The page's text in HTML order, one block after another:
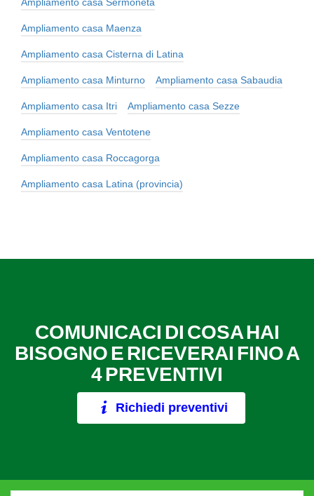
Ampliamento casa Maenza
Ampliamento casa Cisterna di Latina
Ampliamento casa Minturno Ampliamento casa Sabaudia
Ampliamento casa Itri Ampliamento casa Sezze
Ampliamento casa Ventotene
Ampliamento casa Roccagorga
Ampliamento casa Latina (provincia)
COMUNICACI DI COSA HAI
BISOGNO E RICEVERAI FINO A
4 PREVENTIVI
Richiedi preventivi